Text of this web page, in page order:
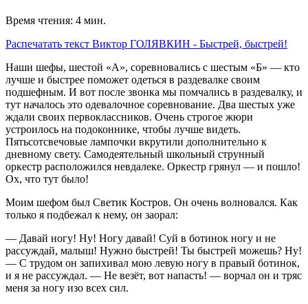
Время чтения: 4 мин.
Распечатать текст Виктор ГОЛЯВКИН - Быстрей, быстрей!
Наши шефы, шестой «А», соревновались с шестым «Б» — кто
лучше и быстрее поможет одеться в раздевалке своим
подшефным. И вот после звонка мы помчались в раздевалку, и
тут началось это одевалочное соревнование. Два шестых уже
ждали своих первоклассников. Очень строгое жюри
устроилось на подоконнике, чтобы лучше видеть.
Пятьсотсвечовые лампочки вкрутили дополнительно к
дневному свету. Самодеятельный школьный струнный
оркестр расположился невдалеке. Оркестр грянул — и пошло!
Ох, что тут было!
Моим шефом был Светик Костров. Он очень волновался. Как
только я подбежал к нему, он заорал:
— Давай ногу! Ну! Ногу давай! Суй в ботинок ногу и не
рассуждай, малыш! Нужно быстрей! Ты быстрей можешь? Ну!
— С трудом он запихивал мою левую ногу в правый ботинок,
и я не рассуждал. — Не везёт, вот напасть! — ворчал он и тряс
меня за ногу изо всех сил.